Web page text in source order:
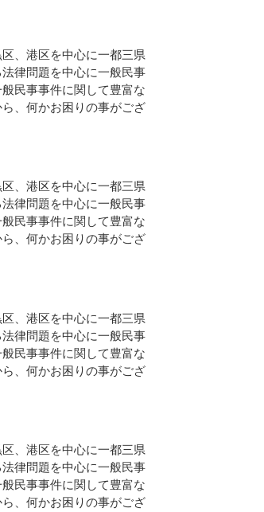
、港区を中心に一都三県
律問題を中心に一般民事
民事事件に関して豊富な
、何かお困りの事がござ
、港区を中心に一都三県
律問題を中心に一般民事
民事事件に関して豊富な
、何かお困りの事がござ
、港区を中心に一都三県
律問題を中心に一般民事
民事事件に関して豊富な
、何かお困りの事がござ
、港区を中心に一都三県
律問題を中心に一般民事
民事事件に関して豊富な
、何かお困りの事がござ